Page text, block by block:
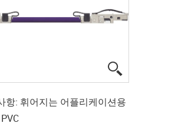
항: 휘어지는 어플리케이션용